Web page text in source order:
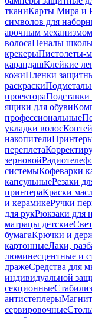
тканиКарты Мира и
символов для
арочным механизмом
волосаПеналы
крекерыПистолеты-
карандашКлейкие
кожиПленки
раскраски
проектора
ящики для обуви
профессиональные
укладки волос
накопители
переплета
зерновой
системыКофеварки
капсульныеРезаки
принтераКраски
и керамикеРучки
для рукРюкзаки для
матрацы детские
бумагаКрючки и
картонныеЛаки,
люминесцентные и
дражеСредства для
индивидуальной
секционные
антистеплеры
сервировочные